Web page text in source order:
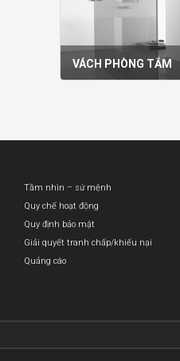
VÁCH PHÒNG TẮM
Tầm nhìn – sứ mệnh
Quy chế hoạt động
Quy định bảo mật
Giải quyết tranh chấp/khiếu nại
Quảng cáo